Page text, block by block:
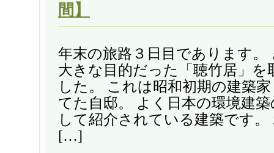
間】
年末の旅路３日目であります。
大きな目的だった「聴竹居」を
した。 これは昭和初期の建築
てた自邸。 よく日本の環境建
して紹介されている建築です
[…]